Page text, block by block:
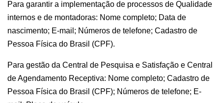
Para garantir a implementação de processos de Qualidade
internos e de montadoras: Nome completo; Data de
nascimento; E-mail; Números de telefone; Cadastro de
Pessoa Física do Brasil (CPF).
Para gestão da Central de Pesquisa e Satisfação e Central
de Agendamento Receptiva: Nome completo; Cadastro de
Pessoa Física do Brasil (CPF); Números de telefone; E-